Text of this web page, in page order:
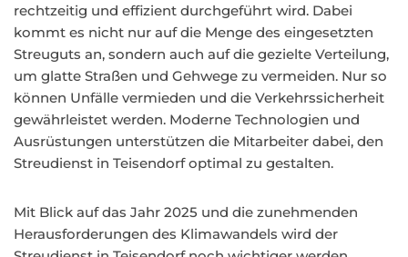
rechtzeitig und effizient durchgeführt wird. Dabei
kommt es nicht nur auf die Menge des eingesetzten
Streuguts an, sondern auch auf die gezielte Verteilung,
um glatte Straßen und Gehwege zu vermeiden. Nur so
können Unfälle vermieden und die Verkehrssicherheit
gewährleistet werden. Moderne Technologien und
Ausrüstungen unterstützen die Mitarbeiter dabei, den
Streudienst in Teisendorf optimal zu gestalten.
Mit Blick auf das Jahr 2025 und die zunehmenden
Herausforderungen des Klimawandels wird der